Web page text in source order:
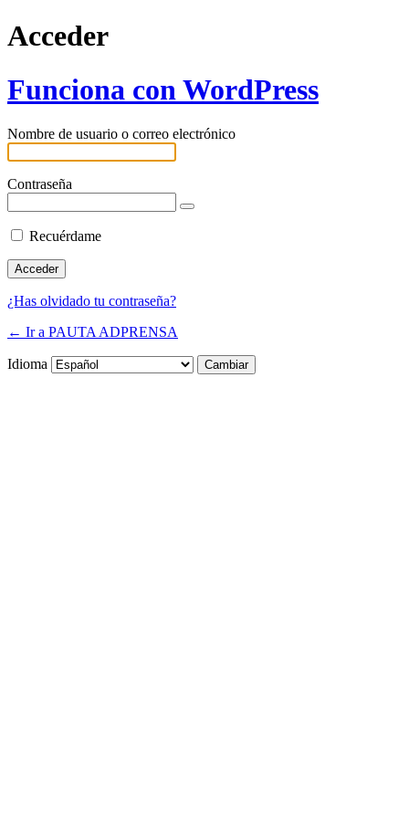
Acceder
Funciona con WordPress
Nombre de usuario o correo electrónico
Contraseña
Recuérdame
¿Has olvidado tu contraseña?
← Ir a PAUTA ADPRENSA
Idioma